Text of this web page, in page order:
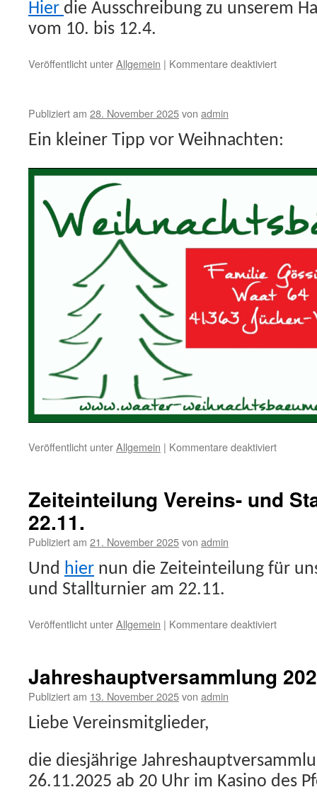
Neuss
Hier die Ausschreibung zu unserem
vom 10. bis 12.4.
Veröffentlicht unterAllgemein | Kommentare deaktiviertfür
Publiziert am 28. November 2025von admin
Ein kleiner Tipp vor Weihnachten:
Veröffentlicht unterAllgemein | Kommentare deaktiviertfür
Zeiteinteilung Vereins- und
22.11.
Publiziert am 21. November 2025von admin
Und hier nun die Zeiteinteilung für
und Stallturnier am 22.11.
Veröffentlicht unterAllgemein | Kommentare deaktiviertfür
Jahreshauptversammlung
Publiziert am 13. November 2025von admin
Liebe Vereinsmitglieder,
die diesjährige
26.11.2025 ab 20 Uhr im Kasino des